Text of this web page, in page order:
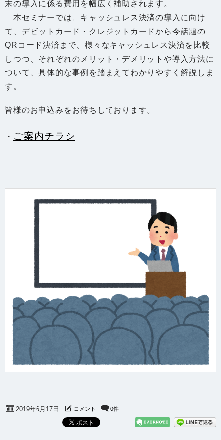
末の導入に係る費用を幅広く補助されます。
本セミナーでは、キャッシュレス決済の導入に向け
て、デビットカード・クレジットカードから今話題の
QR コード決済まで、様々なキャッシュレス決済を比較
しつつ、それぞれのメリット・デメリットや導入方法に
ついて、具体的な事例を踏まえてわかりやすく解説しま
す。
皆様のお申込みをお待ちしております。
・ ご案内チラシ
2019年6月17日 コメント 0件